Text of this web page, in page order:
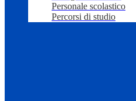
Personale scolastico
Percorsi di studio